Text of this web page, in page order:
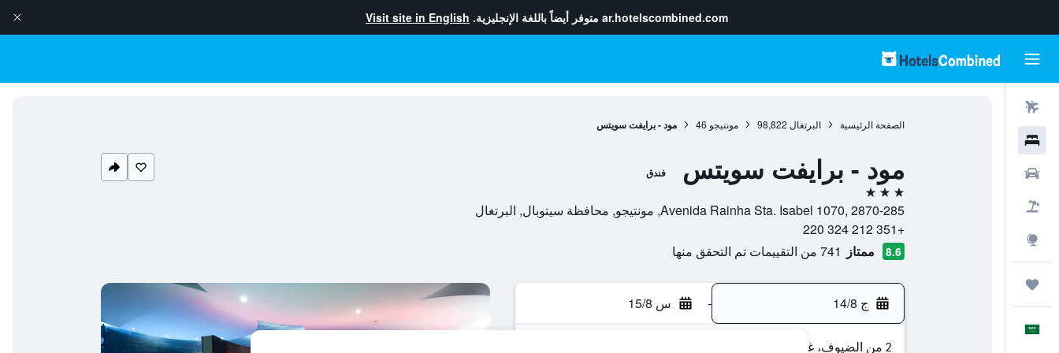
ar.hotelscombined.com متوفر أيضاً باللغة الإنجليزية. Visit site in English
الصفحة الرئيسية البرتغال 98,822 مونتيجو 46 مود - برايفت سويتس
مود - برايفت سويتس فندق
3 نجوم
Avenida Rainha Sta. Isabel 1070, 2870-285, مونتيجو, محافظة سيتوبال, البرتغال
+351 212 324 220
8.6 ممتاز 741 من التقييمات تم التحقق منها
ج 14/8 - س 15/8
2 من الضيوف، غرفة واحدة